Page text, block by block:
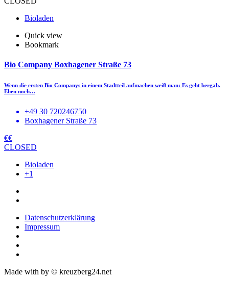
Bioladen
Quick view
Bookmark
Bio Company Boxhagener Straße 73
Wenn die ersten Bio Companys in einem Stadtteil aufmachen weiß man: Es geht bergab.
Eben noch…
+49 30 720246750
Boxhagener Straße 73
€€
CLOSED
Bioladen
+1
Datenschutzerklärung
Impressum
Made with by © kreuzberg24.net